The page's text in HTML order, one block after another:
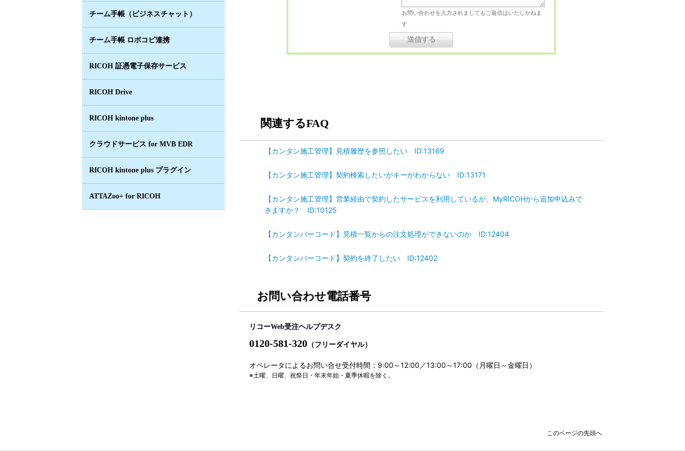
チーム手帳（ビジネスチャット）
チーム手帳 ロボコピ連携
RICOH 証憑電子保存サービス
RICOH Drive
RICOH kintone plus
クラウドサービス for MVB EDR
RICOH kintone plus プラグイン
ATTAZoo+ for RICOH
お問い合わせを入力されましてもご返信はいたしかねま
す
関連するFAQ
【カンタン施工管理】見積履歴を参照したい ID:13169
【カンタン施工管理】契約検索したいがキーがわからない ID:13171
【カンタン施工管理】営業経由で契約したサービスを利用しているが、MyRICOHから追加申込みで
きますか？ ID:10125
【カンタンバーコード】見積一覧からの注文処理ができないのか ID:12404
【カンタンバーコード】契約を終了したい ID:12402
お問い合わせ電話番号
リコーWeb受注ヘルプデスク
0120-581-320 （フリーダイヤル）
オペレータによるお問い合せ受付時間：9:00～12:00／13:00～17:00（月曜日～金曜日）
※土曜、日曜、祝祭日・年末年始・夏季休暇を除く。
このページの先頭へ